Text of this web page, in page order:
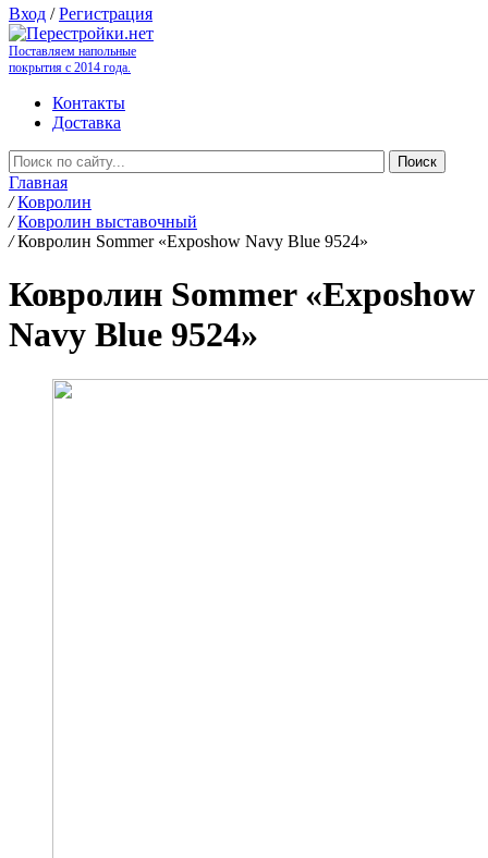
Вход /Регистрация
Поставляем напольные
покрытия с 2014 года.
Контакты
Доставка
Главная
/ Ковролин
/ Ковролин выставочный
/ Ковролин Sommer «Exposhow Navy Blue 9524»
Ковролин Sommer «Exposhow
Navy Blue 9524»